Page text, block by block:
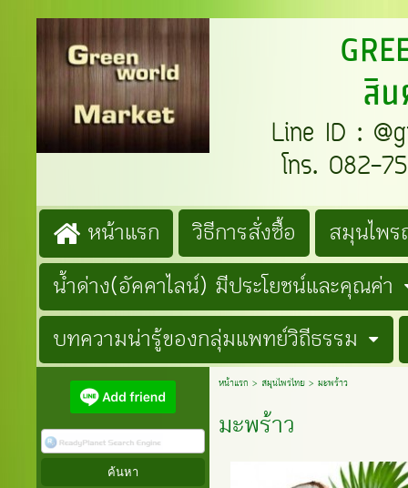
สิ
Line ID :
โทร. 082-
หน้าแรก วิธีการสั่งซื้อ
สมุนไพ
น้ำด่าง(อัคคาไลน์) มีประโยชน์และคุณค่า
บทความน่ารู้ของกลุ่มแพทย์วิถีธรรม
หน้าแรก > สมุนไพรไทย> มะพร้าว
มะพร้าว